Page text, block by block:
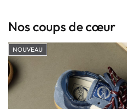
Nos coups de cœur
NOUVEAU